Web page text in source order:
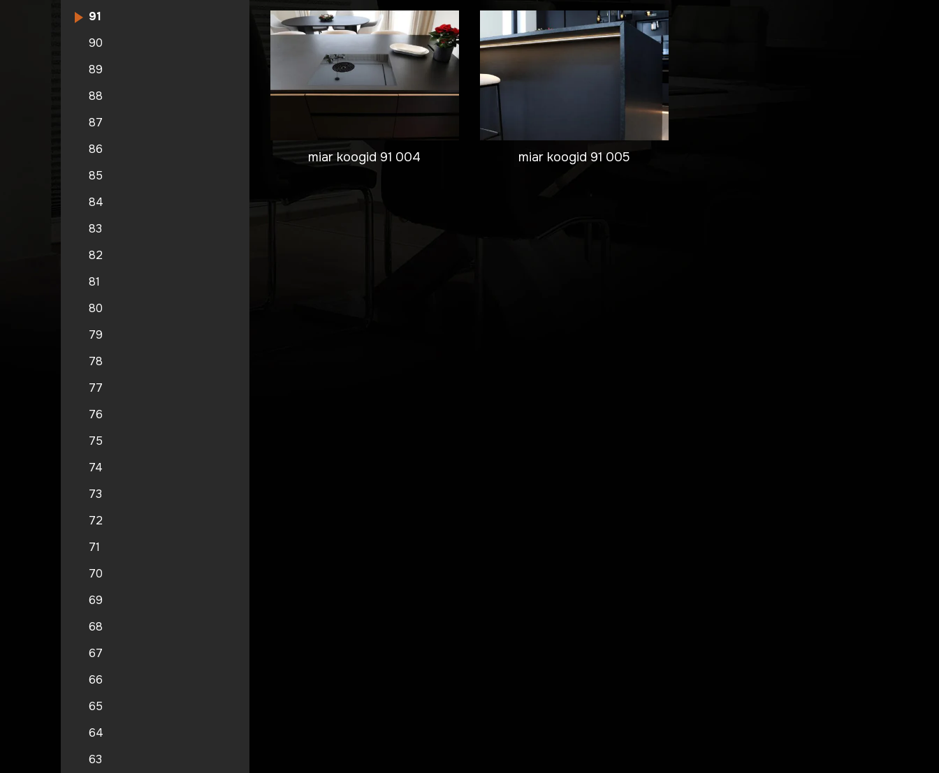
91
90
89
88
87
86
85
84
83
82
81
80
79
78
77
76
75
74
73
72
71
70
69
68
67
66
65
64
63
miar koogid 91 004 miar koogid 91 005